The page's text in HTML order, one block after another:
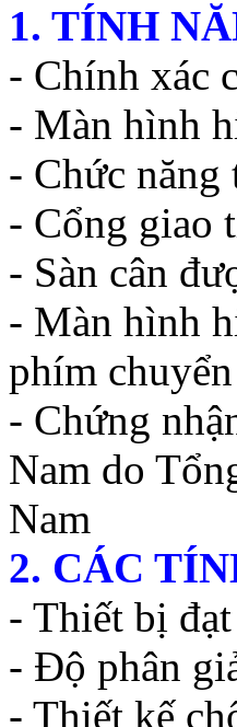
1. TÍNH
- Chính xác
- Màn hình
- Chức năng
- Cổng giao
- Sàn cân
- Màn hình
phím
- Chứng
Nam do
Nam
2. CÁC
- Thiết bị
- Độ phân
- Thiết kế